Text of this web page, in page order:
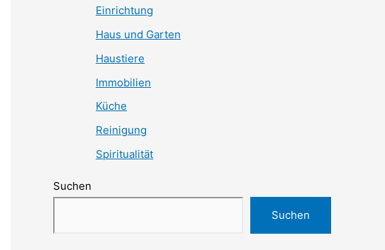
Einrichtung
Haus und Garten
Haustiere
Immobilien
Küche
Reinigung
Spiritualität
Suchen
Suchen